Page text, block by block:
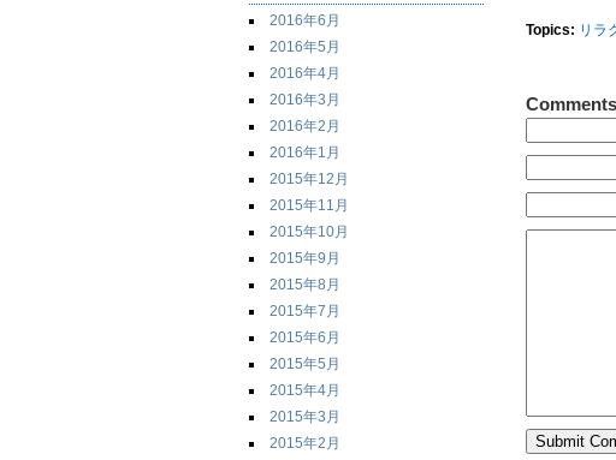
2016年6月
2016年5月
2016年4月
2016年3月
2016年2月
2016年1月
2015年12月
2015年11月
2015年10月
2015年9月
2015年8月
2015年7月
2015年6月
2015年5月
2015年4月
2015年3月
2015年2月
Topics: リラ
Comments